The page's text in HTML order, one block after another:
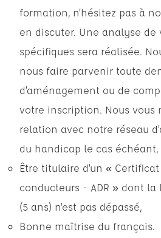
formation, n’hésitez pas à
en discuter. Une analyse de
spécifiques sera réalisée.
nous faire parvenir toute
d’aménagement ou de
votre inscription. Nous vous
relation avec notre réseau
du handicap le cas échéant,
Être titulaire d’un «
conducteurs - ADR » dont
(5 ans) n’est pas dépassé,
Bonne maîtrise du français.